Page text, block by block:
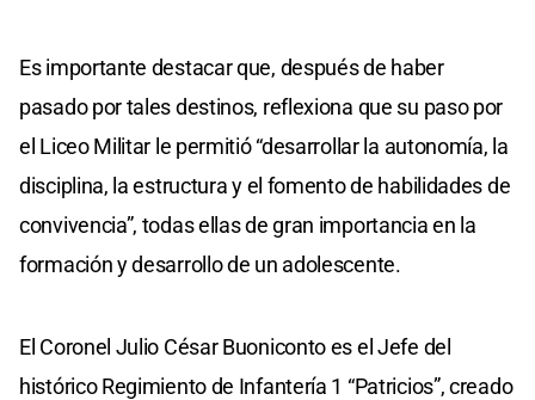
Es importante destacar que, después de haber
pasado por tales destinos, reflexiona que su paso por
el Liceo Militar le permitió “desarrollar la autonomía, la
disciplina, la estructura y el fomento de habilidades de
convivencia”, todas ellas de gran importancia en la
formación y desarrollo de un adolescente.
El Coronel Julio César Buoniconto es el Jefe del
histórico Regimiento de Infantería 1 “Patricios”, creado